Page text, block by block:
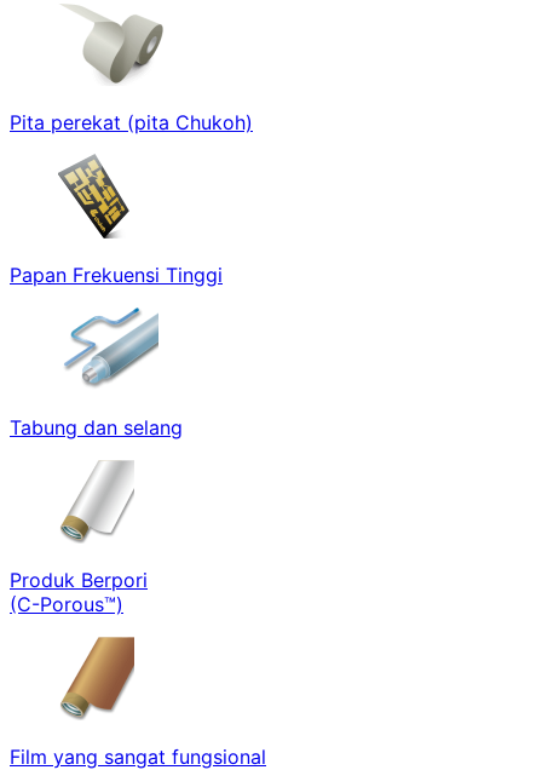
Pita perekat (pita Chukoh)
Papan Frekuensi Tinggi
Tabung dan selang
Produk Berpori
(C-Porous™)
Film yang sangat fungsional